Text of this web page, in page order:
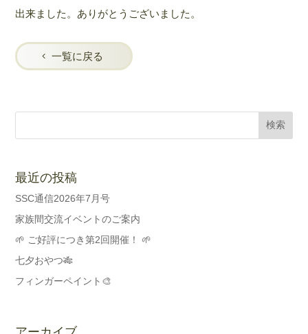
出来ました。ありがとうございました。
一覧に戻る
最近の投稿
SSC通信2026年7月号
家族間交流イベントのご案内
🌱 ご好評につき第2回開催！ 🌱
七夕おやつ🎋
フィンガーペイント🎨